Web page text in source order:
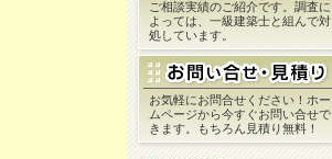
ご相談実績のご紹介です。調査に
よっては、一級建築士と組んで対
処しています。
お気軽にお問合せください！ホー
ムページから今すぐお問い合せで
きます。もちろん見積り無料！